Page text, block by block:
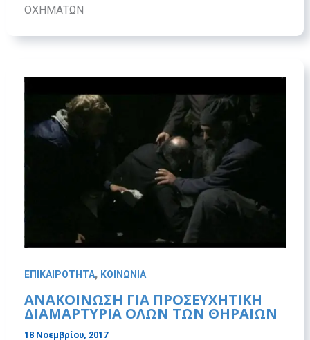
ΟΧΗΜΑΤΩΝ
ΕΠΙΚΑΙΡΟΤΗΤΑ, ΚΟΙΝΩΝΙΑ
ΑΝΑΚΟΙΝΩΣΗ ΓΙΑ ΠΡΟΣΕΥΧΗΤΙΚΗ
ΔΙΑΜΑΡΤΥΡΙΑ ΟΛΩΝ ΤΩΝ ΘΗΡΑΙΩΝ
18 Νοεμβρίου, 2017